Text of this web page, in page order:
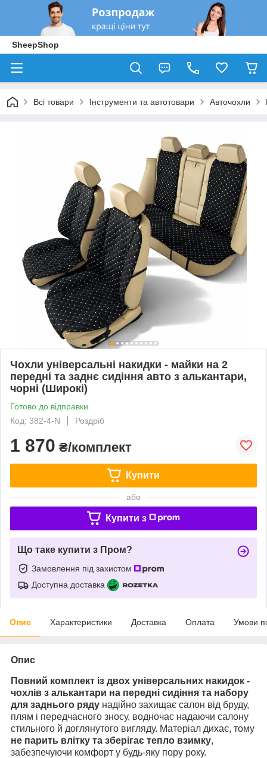
SheepShop
Всі товари Інструменти та автотовари Авточохли
Чохли універсальні накидки - майки на 2
передні та заднє сидіння авто з алькантари,
чорні (Широкі)
Готово до відправки
Код: 382-4-N
Роздріб
1 870 ₴/комплект
Купити
або
Купити з
Що таке купити з Пром?
Замовлення під захистом
Доступна доставка
Опис Характеристики Доставка Оплата Умови
Опис
Повний комплект із двох універсальних накидок -
чохлів з алькантари на передні сидіння та набору
для заднього ряду надійно захищає салон від бруду,
плям і передчасного зносу, водночас надаючи салону
стильного й доглянутого вигляду. Матеріал дихає, тому
не парить влітку та зберігає тепло взимку,
забезпечуючи комфорт у будь-яку пору року.